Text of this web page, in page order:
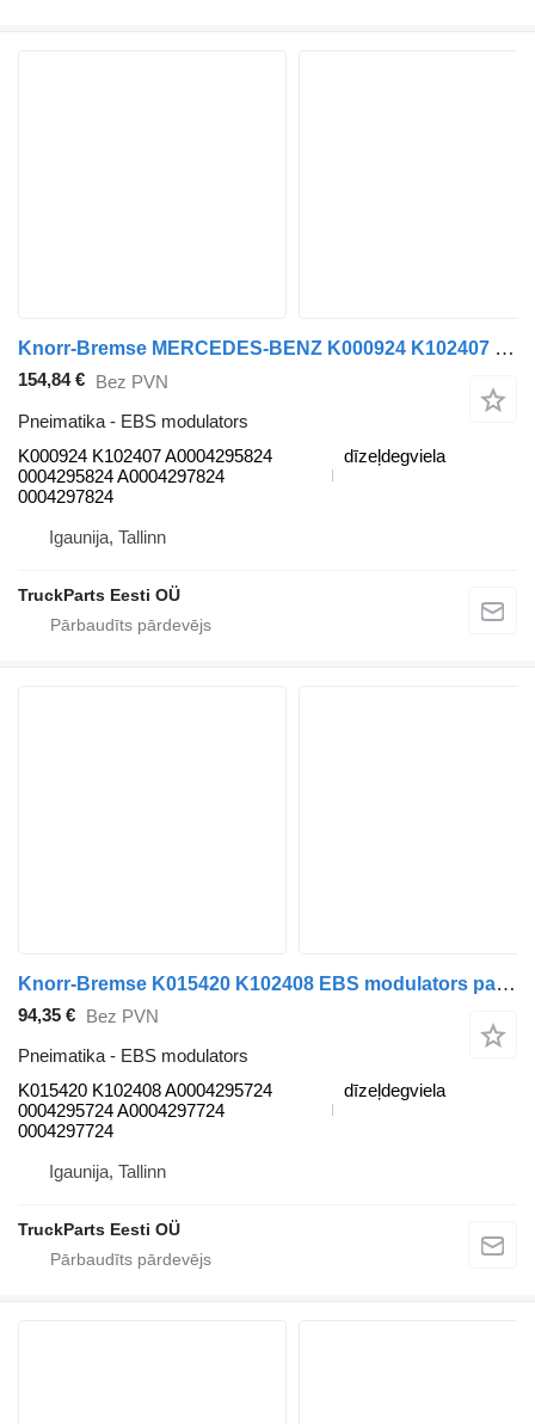
Knorr-Bremse MERCEDES-BENZ K000924 K102407 EBS modulators paredzēts Mercedes-Benz Actros MP4 Antos Arocs (2012-) vilcēja
154,84 € Bez PVN
Pneimatika - EBS modulators
K000924 K102407 A0004295824
0004295824 A0004297824
0004297824
dīzeļdegviela
Igaunija, Tallinn
TruckParts Eesti OÜ
Knorr-Bremse K015420 K102408 EBS modulators paredzēts Mercedes-Benz Actros MP4 Antos Arocs (2012-) vilcēja
94,35 € Bez PVN
Pneimatika - EBS modulators
K015420 K102408 A0004295724
0004295724 A0004297724
0004297724
dīzeļdegviela
Igaunija, Tallinn
TruckParts Eesti OÜ